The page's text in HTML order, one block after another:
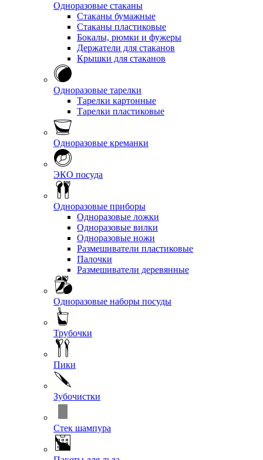
Одноразовые стаканы
Стаканы бумажные
Стаканы пластиковые
Бокалы, рюмки и фужеры
Держатели для стаканов
Крышки для стаканов
Одноразовые тарелки
Тарелки картонные
Тарелки пластиковые
Одноразовые креманки
ЭКО посуда
Одноразовые приборы
Одноразовые ложки
Одноразовые вилки
Одноразовые ножи
Размешиватели пластиковые
Палочки
Размешиватели деревянные
Одноразовые наборы посуды
Трубочки
Пики
Зубочистки
Стек шампура